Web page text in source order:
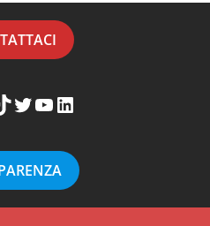
WikiMafia
WikiMafia
Twitter WikiMafia
YouTube WikiMafia
LinkedIn WikiMafia